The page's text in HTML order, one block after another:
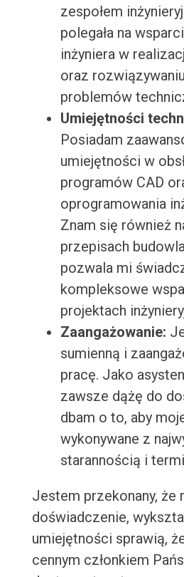
zespołem
polegała na
inżyniera w
oraz
problemów
Umiejętności
Posiadam
umiejętności w
programów CAD
oprogramowania
Znam się również
przepisach
pozwala mi
kompleksowe
projektach
Zaangażowanie:
sumienną i
pracę. Jako
zawsze dążę do
dbam o to, aby
wykonywane z
starannością i
Jestem przekonany, że
doświadczenie,
umiejętności sprawią,
cennym członkiem